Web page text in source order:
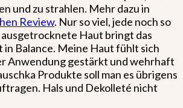
und zu strahlen. Mehr dazu in
Review. Nur so viel, jede noch so
Haut bringt das
in Balance. Meine Haut fühlt sich
Anwendung gestärkt und wehrhaft
Produkte soll man es übrigens
Hals und Dekolleté nicht